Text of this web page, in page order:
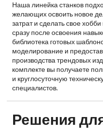
Наша линейка станков
желающих освоить новое
затрат и сделать свое
сразу после освоения
библиотека готовых
моделирование и
производства трендовых
комплекте вы получаете
и круглосуточную
специалистов.
Решения